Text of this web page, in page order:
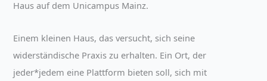
Haus auf dem Unicampus Mainz.
Einem kleinen Haus, das versucht, sich seine
widerständische Praxis zu erhalten. Ein Ort, der
jeder*jedem eine Plattform bieten soll, sich mit